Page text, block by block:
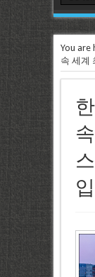
You are
속 세계
입